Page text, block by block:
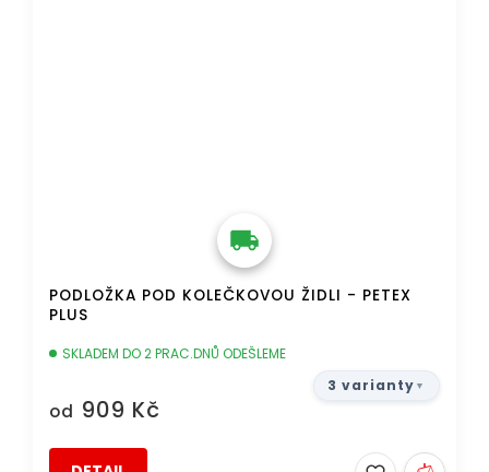
PODLOŽKA POD KOLEČKOVOU ŽIDLI - PETEX
PLUS
SKLADEM DO 2 PRAC.DNŮ ODEŠLEME
od 909 Kč
3 varianty